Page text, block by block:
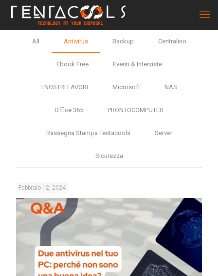
All Antivirus Backup Centralino
Ebook Free Eventi & Interviste
I NOSTRI LAVORI Microsoft NAS
Office 365 PRONTOCOMPUTER
Rassegna Stampa Tentacools Server
Sicurezza
Febbraio 12, 2024